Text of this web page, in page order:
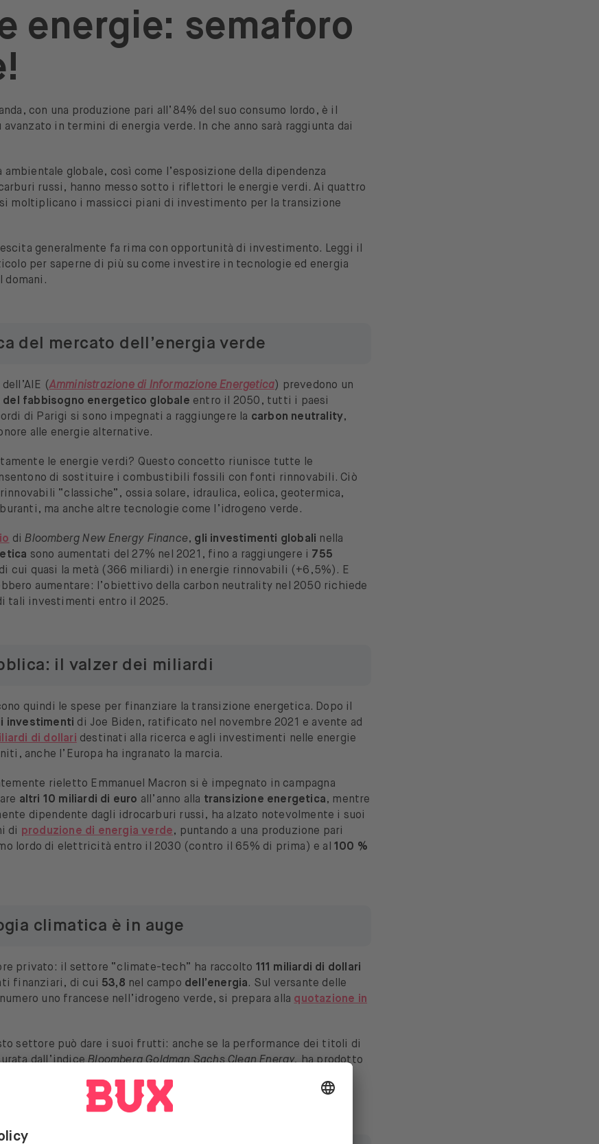
Armstrong Sustainable Infrastructure Capita
Verbund
Daqo New Energy
Energy Group
Acciona
Technip Energies
Gamesa Renewable Energy
Technology
ETF (Lyxor)
energie: semaforo
con una produzione pari all’84% del suo consumo lordo, è il
avanzato in termini di energia verde. In che anno sarà raggiunta dai
ambientale globale, così come l’esposizione della dipendenza
russi, hanno messo sotto i riflettori le energie verdi. Ai quattro
moltiplicano i massicci piani di investimento per la transizione
generalmente fa rima con opportunità di investimento. Leggi il
per saperne di più su come investire in tecnologie ed energia
domani.
del mercato dell’energia verde
(Amministrazione di Informazione Energetica) prevedono un
del fabbisogno energetico globale entro il 2050, tutti i paesi
di Parigi si sono impegnati a raggiungere la carbon neutrality,
alle energie alternative.
le energie verdi? Questo concetto riunisce tutte le
di sostituire i combustibili fossili con fonti rinnovabili. Ciò
“classiche”, ossia solare, idraulica, eolica, geotermica,
ma anche altre tecnologie come l’idrogeno verde.
diBloomberg New Energy Finance, gli investimenti globali nella
sono aumentati del 27% nel 2021, fino a raggiungere i 755
cui quasi la metà (366 miliardi) in energie rinnovabili (+6,5%). E
aumentare: l’obiettivo della carbon neutrality nel 2050 richiede
tali investimenti entro il 2025.
il valzer dei miliardi
quindi le spese per finanziare la transizione energetica. Dopo il
investimenti di Joe Biden, ratificato nel novembre 2021 e avente ad
di dollari destinati alla ricerca e agli investimenti nelle energie
anche l’Europa ha ingranato la marcia.
rieletto Emmanuel Macron si è impegnato in campagna
altri 10 miliardi di euro all’anno alla transizione energetica, mentre
dipendente dagli idrocarburi russi, ha alzato notevolmente i suoi
di produzione di energia verde, puntando a una produzione pari
lordo di elettricità entro il 2030 (contro il 65% di prima) e al100 %
climatica è in auge
privato: il settore “climate-tech” ha raccolto 111 miliardi di dollari
finanziari, di cui 53,8 nel campo dell’energia. Sul versante delle
uno francese nell’idrogeno verde, si prepara alla quotazione in
settore può dare i suoi frutti: anche se la performance dei titoli di
dall’indiceBloomberg Goldman Sachs Clean Energy,ha prodotto